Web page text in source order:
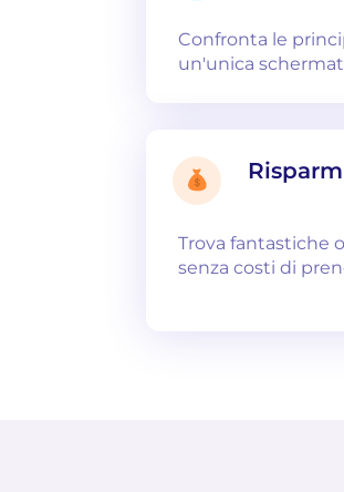
Confronta le
un'unica
Trova fantastiche
senza costi di